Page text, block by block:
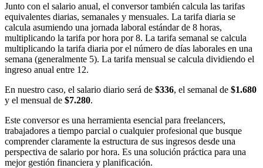
Junto con el salario anual, el conversor también calcula las tarifas
equivalentes diarias, semanales y mensuales. La tarifa diaria se
calcula asumiendo una jornada laboral estándar de 8 horas,
multiplicando la tarifa por hora por 8. La tarifa semanal se calcula
multiplicando la tarifa diaria por el número de días laborales en una
semana (generalmente 5). La tarifa mensual se calcula dividiendo el
ingreso anual entre 12.
En nuestro caso, el salario diario será de $336, el semanal de $1.680
y el mensual de $7.280.
Este conversor es una herramienta esencial para freelancers,
trabajadores a tiempo parcial o cualquier profesional que busque
comprender claramente la estructura de sus ingresos desde una
perspectiva de salario por hora. Es una solución práctica para una
mejor gestión financiera y planificación.